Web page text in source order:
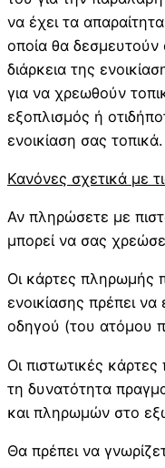
να έχει τα
οποία θα δεσμευτούν
διάρκεια της
για να χρεωθούν
εξοπλισμός ή
ενοικίαση σας τοπικά.
Κανόνες σχετικά με
Αν πληρώσετε με
μπορεί να σας
Οι κάρτες πληρωμής
ενοικίασης πρέπει
οδηγού (του ατόμου
Οι πιστωτικές
τη δυνατότητα
και πληρωμών στο
Θα πρέπει να